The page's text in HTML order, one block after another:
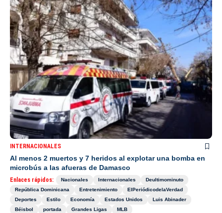
INTERNACIONALES
Al menos 2 muertos y 7 heridos al explotar una bomba en
microbús a las afueras de Damasco
Enlaces rápidos: Nacionales Internacionales
Deultimominuto
República Dominicana
Entretenimiento
ElPeriódicodelaVerdad
Deportes
Estilo Economía Estados Unidos
Luis Abinader
Béisbol
portada Grandes Ligas MLB